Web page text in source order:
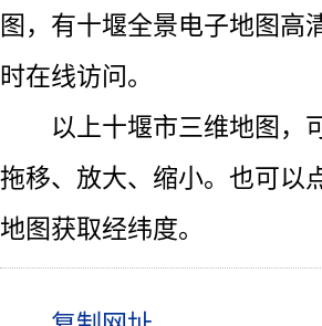
图，有十堰全景电子地图高
时在线访问。
以上十堰市三维地图，
拖移、放大、缩小。也可以
地图获取经纬度。